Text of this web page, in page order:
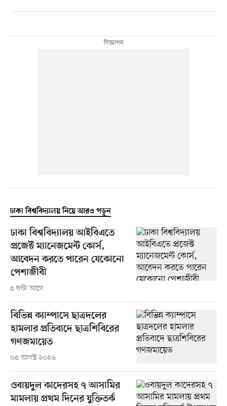
ঢাকা বিশ্ববিদ্যালয় নিয়ে আরও পড়ুন
ঢাকা বিশ্ববিদ্যালয় আইবিএতে
প্রজেক্ট ম্যানেজমেন্ট কোর্স,
আবেদন করতে পারেন যেকোনো
পেশাজীবী
৫ ঘণ্টা আগে
বিভিন্ন ক্যাম্পাসে ছাত্রদলের
হামলার প্রতিবাদে ছাত্রশিবিরের
গণজমায়েত
০৫ আগস্ট ২০২৬
ওবায়দুল কাদেরসহ ৭ আসামির
মামলায় প্রথম দিনের যুক্তিতর্ক